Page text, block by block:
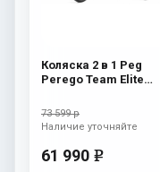
Коляска 2 в 1 Peg
Perego Team Elite
73 599 р
61 990 e
Наличие уточняйте